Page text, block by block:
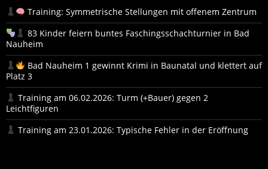
Training: Symmetrische Stellungen mit offenem Zentrum
83 Kinder feiern buntes Faschingsschachturnier in Bad
Nauheim
Bad Nauheim 1 gewinnt Krimi in Baunatal und klettert auf
Platz 3
Training am 06.02.2026: Turm (+Bauer) gegen 2
Leichtfiguren
Training am 23.01.2026: Typische Fehler in der Eröffnung